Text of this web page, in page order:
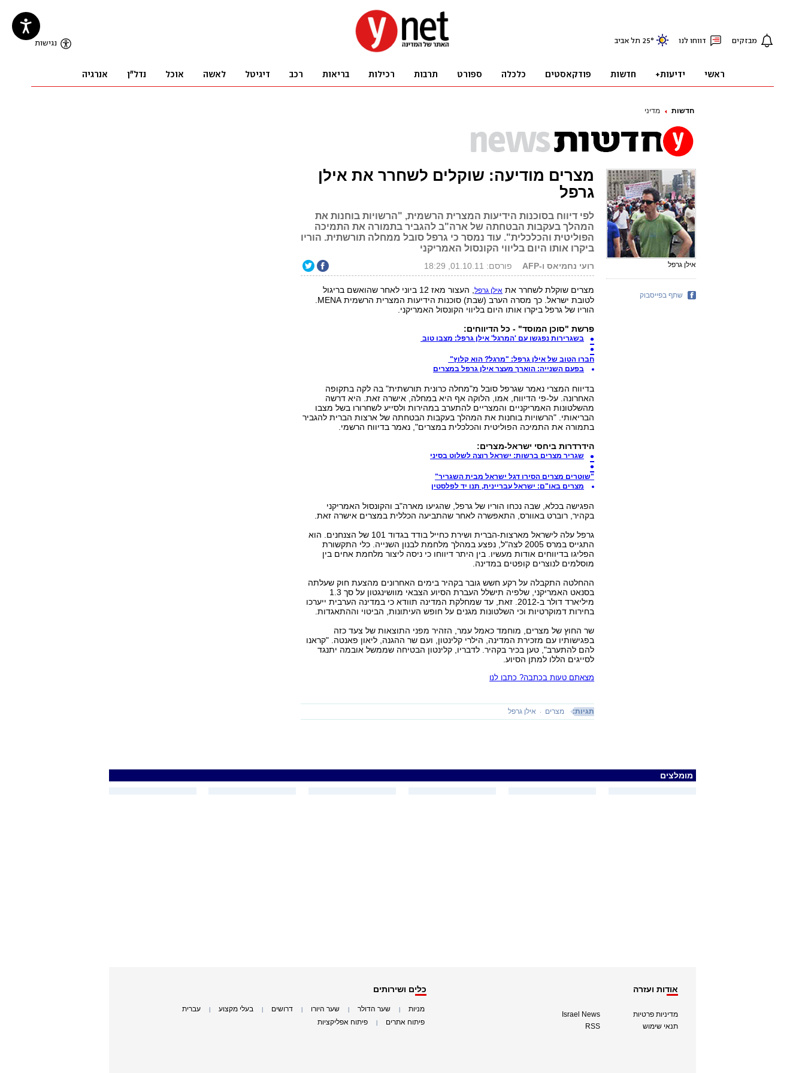
חדשות מדיני
מצרים מודיעה: שוקלים לשחרר את אילן
גרפל
לפי דיווח בסוכנות הידיעות המצרית הרשמית, "הרשויות בוחנות את
המהלך בעקבות הבטחתה של ארה"ב להגביר בתמורה את התמיכה
הפוליטית והכלכלית". עוד נמסר כי גרפל סובל ממחלה תורשתית. הוריו
ביקרו אותו היום בליווי הקונסול האמריקני
רועי נחמיאס ו-AFP פורסם: 01.10.11, 18:29
מצרים שוקלת לשחרר את אילן גרפל
, העצור מאז 12 ביוני לאחר שהואשם בריגול
לטובת ישראל. כך מסרה הערב (שבת) סוכנות הידיעות המצרית הרשמית MENA.
הוריו של גרפל ביקרו אותו היום בליווי הקונסול האמריקני.
פרשת "סוכן המוסד" - כל הדיווחים:
בשגרירות נפגשו עם 'המרגל' אילן גרפל: מצבו טוב
חברו הטוב של אילן גרפל: "מרגל? הוא קלוץ"
בפעם השנייה: הוארך מעצר אילן גרפל במצרים
בדיווח המצרי נאמר שגרפל סובל מ"מחלה כרונית תורשתית" בה לקה בתקופה
האחרונה. על-פי הדיווח, אמו, הלוקה אף היא במחלה, אישרה זאת. היא דרשה
מהשלטונות האמריקניים והמצריים להתערב במהירות ולסייע לשחרורו בשל מצבו
הבריאותי. "הרשויות בוחנות את המהלך בעקבות הבטחתה של ארצות הברית להגביר
בתמורה את התמיכה הפוליטית והכלכלית במצרים", נאמר בדיווח הרשמי.
הידרדרות ביחסי ישראל-מצרים:
שגריר מצרים ברשות: ישראל רוצה לשלוט בסיני
"שוטרים מצרים הסירו דגל ישראל מבית השגריר"
מצרים באו"ם: ישראל עבריינית, תנו יד לפלסטין
הפגישה בכלא, שבה נכחו הוריו של גרפל, שהגיעו מארה"ב והקונסול האמריקני
בקהיר, רוברט באוורס, התאפשרה לאחר שהתביעה הכללית במצרים אישרה זאת.
גרפל עלה לישראל מארצות-הברית ושירת כחייל בודד בגדוד 101 של הצנחנים. הוא
התגייס במרס 2005 לצה"ל, נפצע במהלך מלחמת לבנון השנייה. כלי התקשורת
הפליגו בדיווחים אודות מעשיו. בין היתר דיווחו כי ניסה ליצור מלחמת אחים בין
מוסלמים לנוצרים קופטים במדינה.
ההחלטה התקבלה על רקע חשש גובר בקהיר בימים האחרונים מהצעת חוק שעלתה
בסנאט האמריקני, שלפיה תישלל העברת הסיוע הצבאי מוושינגטון על סך 1.3
מיליארד דולר ב-2012. זאת, עד שמחלקת המדינה תוודא כי במדינה הערבית ייערכו
בחירות דמוקרטיות וכי השלטונות מגנים על חופש העיתונות, הביטוי וההתאגדות.
שר החוץ של מצרים, מוחמד כאמל עמר, הזהיר מפני התוצאות של צעד כזה
בפגישותיו עם מזכירת המדינה, הילרי קלינטון, ועם שר ההגנה, ליאון פאנטה. "קראנו
להם להתערב", טען בכיר בקהיר. לדבריו, קלינטון הבטיחה שממשל אובמה יתנגד
לסייגים הללו למתן הסיוע.
מצאתם טעות בכתבה? כתבו לנו
תגיות: מצרים אילן גרפל
אילן גרפל
שתף בפייסבוק
מומלצים
אודות ועזרה
מדיניות פרטיות
תנאי שימוש
Israel News
RSS
כלים ושירותים
מניות שער הדולר שער היורו דרושים בעלי מקצוע עברית
פיתוח אתרים פיתוח אפליקציות